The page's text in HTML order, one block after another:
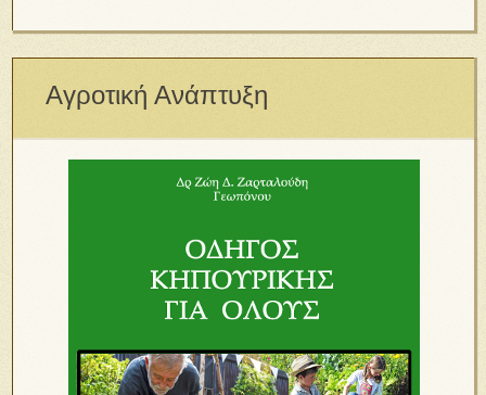
Αγροτική Ανάπτυξη